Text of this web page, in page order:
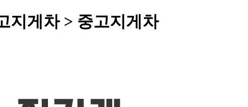
지게차 > 중고지게차